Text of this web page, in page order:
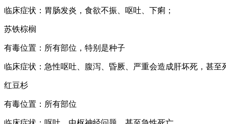
临床症状：胃肠发炎，食欲不振、呕吐、下痢；
苏铁棕榈
有毒位置：所有部位，特别是种子
临床症状：急性呕吐、腹泻、昏厥、严重会造成肝坏死，甚至
红豆杉
有毒位置：所有部位